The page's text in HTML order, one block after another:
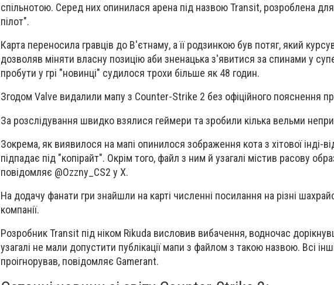
спільнотою. Серед них опинилася арена під назвою Transit, розроблена
пілот".
Карта переносила гравців до В'єтнаму, а її родзинкою був потяг, який
дозволяв міняти власну позицію аби зненацька з'явитися за спинами у
пробути у грі "новинці" судилося трохи більше як 48 годин.
Згодом Valve видалили мапу з Counter-Strike 2 без офіційного пояснення
За розслідування швидко взялися геймери та зробили кілька вельми
Зокрема, як виявилося на мапі опинилося зображення кота з хітової інді-
підпадає під "копірайт". Окрім того, файл з ним й узагалі містив расову
повідомляє @Ozzny_CS2 у X.
На додачу фанати гри знайшли на карті численні посилання на різні
компанії.
Розробник Transit під ніком Rikuda висловив вибачення, водночас
узагалі не мали допустити публікації мапи з файлом з такою назвою. Всі
проігнорував, повідомляє Gamerant.